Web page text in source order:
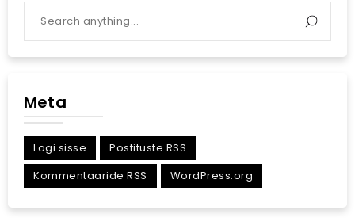
Meta
Logi sisse
Postituste RSS
Kommentaaride RSS
WordPress.org